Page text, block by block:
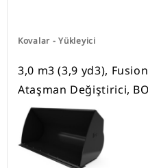
Kovalar - Yükleyici
3,0 m3 (3,9 yd3),
Ataşman Değiştirici,